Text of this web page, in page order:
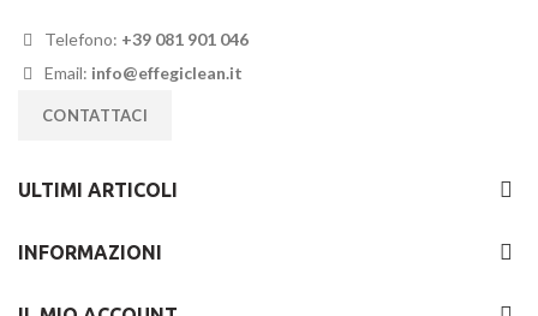
Telefono: +39 081 901 046
Email: info@effegiclean.it
CONTATTACI
ULTIMI ARTICOLI
INFORMAZIONI